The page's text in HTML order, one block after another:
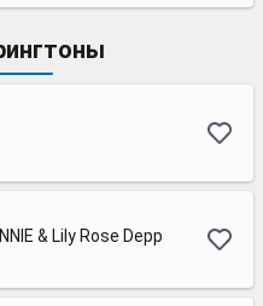
& Lily Rose Depp